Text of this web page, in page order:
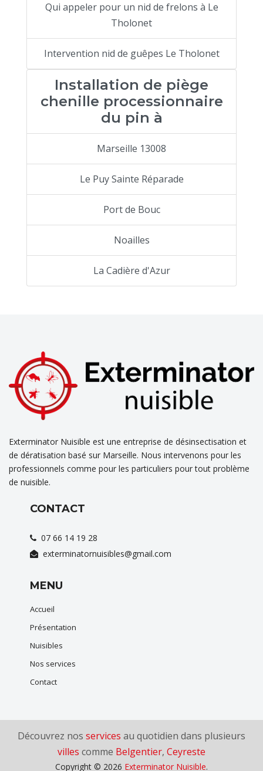
Qui appeler pour un nid de frelons à Le
Tholonet
Intervention nid de guêpes Le Tholonet
Installation de piège
chenille processionnaire
du pin à
Marseille 13008
Le Puy Sainte Réparade
Port de Bouc
Noailles
La Cadière d'Azur
Exterminator Nuisible est une entreprise de désinsectisation et
de dératisation basé sur Marseille. Nous intervenons pour les
professionnels comme pour les particuliers pour tout problème
de nuisible.
CONTACT
07 66 14 19 28
exterminatornuisibles@gmail.com
MENU
Accueil
Présentation
Nuisibles
Nos services
Contact
Découvrez nos services au quotidien dans plusieurs
villes comme Belgentier, Ceyreste
Copyright © 2026 Exterminator Nuisible.